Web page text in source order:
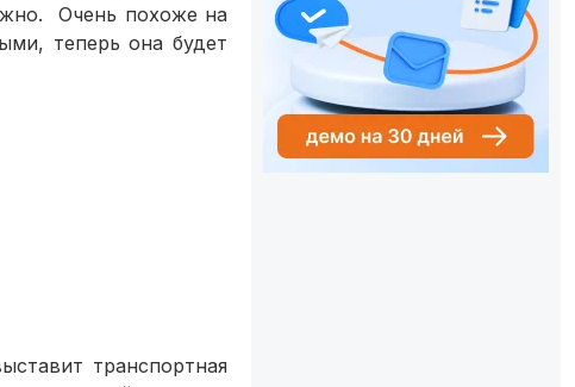
Очень похоже на
теперь она будет
транспортная